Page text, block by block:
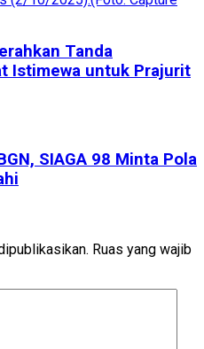
Tanda
Istimewa untuk Prajurit
SIAGA 98 Minta Pola
Ruas yang wajib